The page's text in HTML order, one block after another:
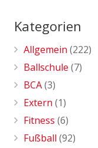
Kategorien
Allgemein (222)
Ballschule (7)
BCA(3)
Extern (1)
Fitness (6)
Fußball (92)